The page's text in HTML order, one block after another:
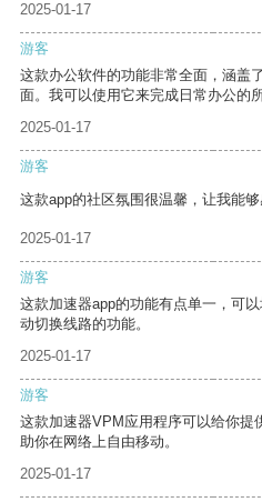
2025-01-17
游客
这款办公软件的功能非常全面，涵盖
面。我可以使用它来完成日常办公的
2025-01-17
游客
这款app的社区氛围很温馨，让我能够
2025-01-17
游客
这款加速器app的功能有点单一，可
动切换线路的功能。
2025-01-17
游客
这款加速器VPM应用程序可以给你提
助你在网络上自由移动。
2025-01-17